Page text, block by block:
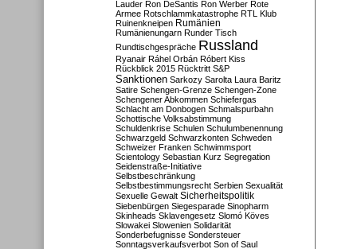
Lauder Ron DeSantis Ron Werber Rote
Armee Rotschlammkatastrophe RTL Klub
Ruinenkneipen Rumänien
Rumänienungarn Runder Tisch
Rundtischgespräche Russland
Ryanair Ráhel Orbán Róbert Kiss
Rückblick 2015 Rücktritt S&P
Sanktionen Sarkozy Sarolta Laura Baritz
Satire Schengen-Grenze Schengen-Zone
Schengener Abkommen Schiefergas
Schlacht am Donbogen Schmalspurbahn
Schottische Volksabstimmung
Schuldenkrise Schulen Schulumbenennung
Schwarzgeld Schwarzkonten Schweden
Schweizer Franken Schwimmsport
Scientology Sebastian Kurz Segregation
Seidenstraße-Initiative
Selbstbeschränkung
Selbstbestimmungsrecht Serbien Sexualität
Sexuelle Gewalt Sicherheitspolitik
Siebenbürgen Siegesparade Sinopharm
Skinheads Sklavengesetz Slomó Köves
Slowakei Slowenien Solidarität
Sonderbefugnisse Sondersteuer
Sonntagsverkaufsverbot Son of Saul